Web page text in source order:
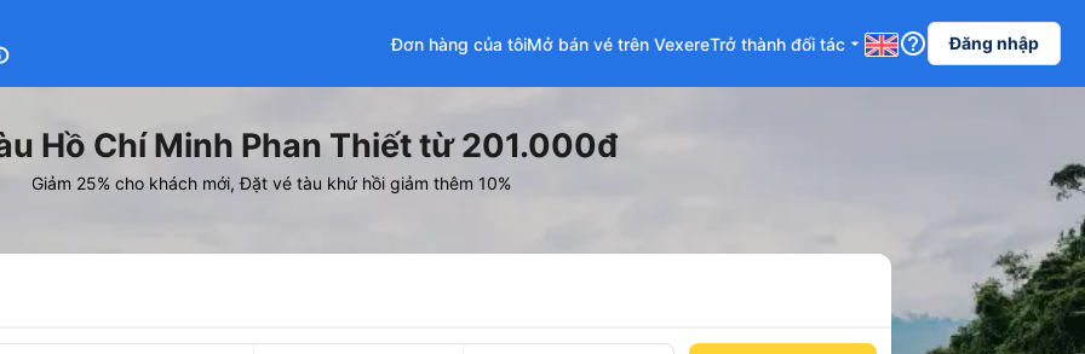
Đơn hàng của tôiMở bán vé trên VexereTrở thành đối tác arrow_drop_down help_outline Đăng nhập
Hồ Chí Minh Phan Thiết từ 201.000đ
Giảm 25% cho khách mới, Đặt vé tàu khứ hồi giảm thêm 10%